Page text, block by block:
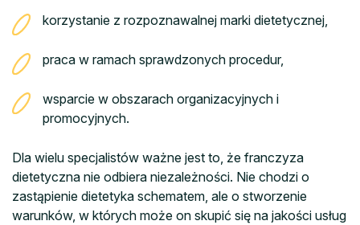
korzystanie z rozpoznawalnej marki dietetycznej,
praca w ramach sprawdzonych procedur,
wsparcie w obszarach organizacyjnych i
promocyjnych.
Dla wielu specjalistów ważne jest to, że franczyza
dietetyczna nie odbiera niezależności. Nie chodzi o
zastąpienie dietetyka schematem, ale o stworzenie
warunków, w których może on skupić się na jakości usług